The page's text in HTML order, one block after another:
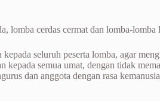
lomba cerdas cermat dan lomba-lomba
seluruh peserta lomba, agar
semua umat, dengan tidak
dan anggota dengan rasa